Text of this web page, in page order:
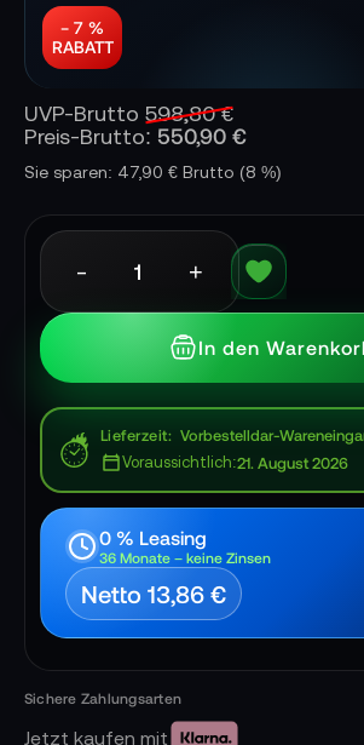
− 7 %
RABATT
UVP-Brutto 598,80 €
Preis-Brutto: 550,90 €
Sie sparen: 47,90 € Brutto (8 %)
- +
In den
Lieferzeit Vorbestelldar-
Voraussichtlich:21. August 2026
0 % Leasing
36 Monate – keine Zinsen
Netto 13,86 €
Jetzt kaufen mit